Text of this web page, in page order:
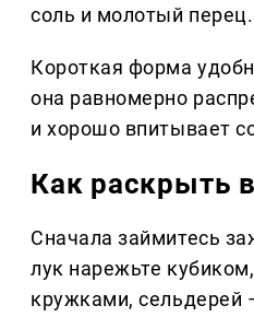
соль и молотый перец.
Короткая форма
она равномерно
и хорошо впитывает
Как раскрыть
Сначала займитесь
лук нарежьте
кружками, сельдерей